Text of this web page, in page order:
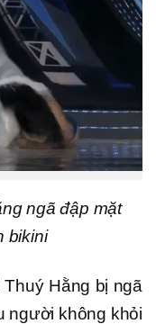
ngã đập mặt
bikini
Hằng bị ngã
người không khỏi